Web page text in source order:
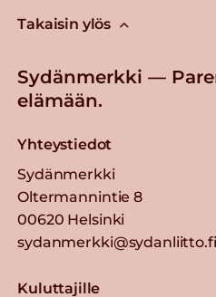
Takaisin ylös
Sydänmerkki —
elämään.
Yhteystiedot
Sydänmerkki
Oltermannintie 8
00620 Helsinki
sydanmerkki@sydanliitto.fi
Kuluttajille